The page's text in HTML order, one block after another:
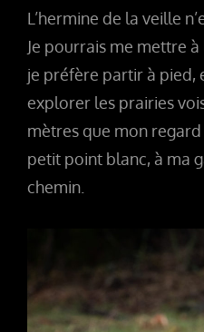
L’hermine de la veille
Je pourrais me mettre
je préfère partir à pied,
explorer les prairies
mètres que mon
petit point blanc, à ma
chemin.